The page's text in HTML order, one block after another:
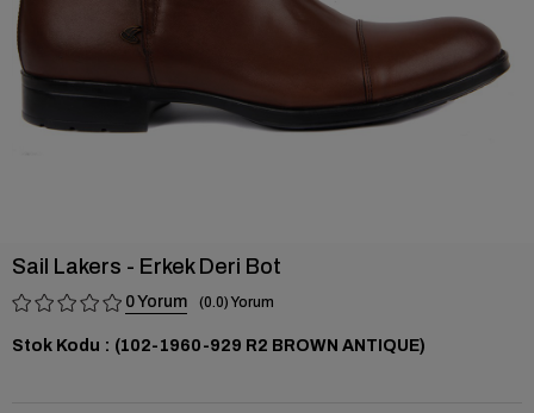
Sail Lakers - Erkek Deri Bot
0 0.0
Stok Kodu (102-1960-929 R2 BROWN ANTIQUE)